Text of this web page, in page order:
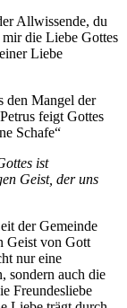
Allwissende, du
die Liebe Gottes
Liebe
den Mangel der
feigt Gottes
Schafe“
ist
Geist, der uns
der Gemeinde
Geist von Gott
nur eine
sondern auch die
Freundesliebe